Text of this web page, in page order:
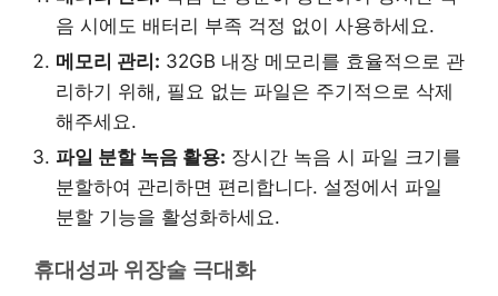
음 시에도 배터리 부족 걱정 없이 사용하세요.
메모리 관리: 32GB 내장 메모리를 효율적으로 관
리하기 위해, 필요 없는 파일은 주기적으로 삭제
해주세요.
파일 분할 녹음 활용: 장시간 녹음 시 파일 크기를
분할하여 관리하면 편리합니다. 설정에서 파일
분할 기능을 활성화하세요.
휴대성과 위장술 극대화